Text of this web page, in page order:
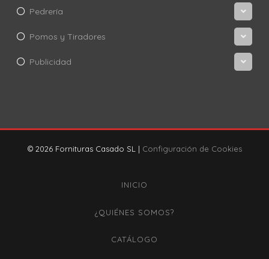
Pedrería
Pomos y Tiradores
Publicidad
© 2026 Fornituras Casado SL | Configuración de Cookies
INICIO
¿QUIÉNES SOMOS?
CATÁLOGO